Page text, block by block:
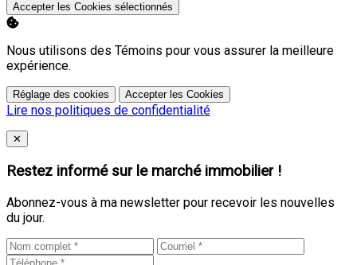
Accepter les Cookies sélectionnés
Nous utilisons des Témoins pour vous assurer la meilleure
expérience.
Réglage des cookies Accepter les Cookies
Lire nos politiques de confidentialité
Close
✕
Restez informé sur le marché immobilier !
Abonnez-vous à ma newsletter pour recevoir les nouvelles
du jour.